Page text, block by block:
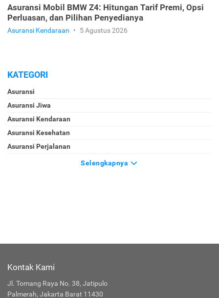
Asuransi Mobil BMW Z4: Hitungan Tarif Premi, Opsi
Perluasan, dan Pilihan Penyedianya
Asuransi Kendaraan • 5 Agustus 2026
KATEGORI
Asuransi
Asuransi Jiwa
Asuransi Kendaraan
Asuransi Kesehatan
Asuransi Perjalanan
Selengkapnya
Kontak Kami
Jl. Tomang Raya No. 38, Jatipulo
Palmerah, Jakarta Barat 11430